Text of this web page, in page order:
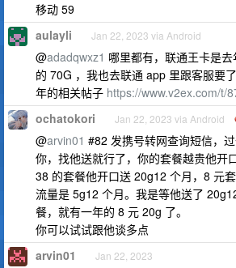
移动 59
aulayli Jan 22, 2023 via Android
@adadqwxz1 哪里都有，联通王卡是
的 70G ，我也去联通 app 里跟客服要
年的相关帖子 https://www.v2ex.com/t/
ochatokori Jan 22, 2023 via Android
@arvin01 #82 发携号转网查询短信，
你，找他送就行了，你的套餐越贵他开
38 的套餐他开口送 20g12 个月，8 元
流量是 5g12 个月。我是等他送了
餐，就有一年的 8 元 20g 了。
你可以试试跟他谈多点
arvin01 Jan 22, 2023